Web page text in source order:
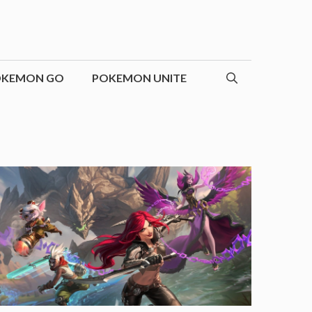
GO POKEMON UNITE